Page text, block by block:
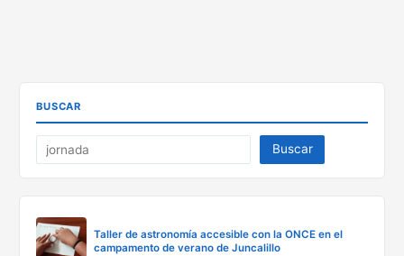
BUSCAR
Buscar
Taller de astronomía accesible con la ONCE en el
campamento de verano de Juncalillo